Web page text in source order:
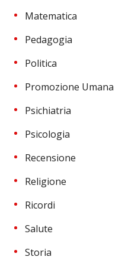
Matematica
Pedagogia
Politica
Promozione Umana
Psichiatria
Psicologia
Recensione
Religione
Ricordi
Salute
Storia